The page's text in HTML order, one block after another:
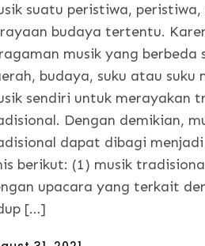
suatu peristiwa,
budaya tertentu.
musik yang berbeda
budaya, suku atau suku
sendiri untuk merayakan
Dengan demikian,
dapat dibagi menjadi
berikut: (1) musik
upacara yang terkait
[…]